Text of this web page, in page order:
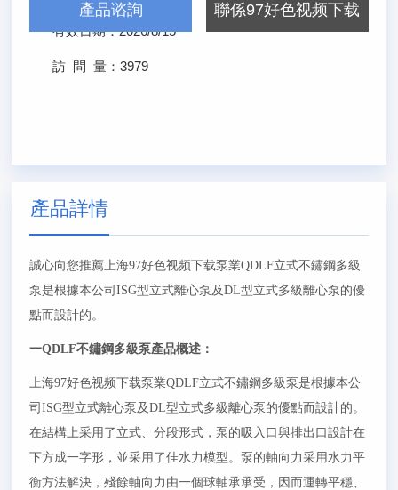
有效日期：2026/8/15
訪 問 量：3979
產品谘詢 聯係97好色视频下载
產品詳情
誠心向您推薦上海97好色视频下载泵業QDLF立式不鏽鋼多級
泵是根據本公司ISG型立式離心泵及DL型立式多級離心泵的優
點而設計的。
一QDLF不鏽鋼多級泵產品概述：
上海97好色视频下载泵業QDLF立式不鏽鋼多級泵是根據本公
司ISG型立式離心泵及DL型立式多級離心泵的優點而設計的。
在結構上采用了立式、分段形式，泵的吸入口與排出口設計在
下方成一字形，並采用了佳水力模型。泵的軸向力采用水力平
衡方法解決，殘餘軸向力由一個球軸承承受，因而運轉平穩、